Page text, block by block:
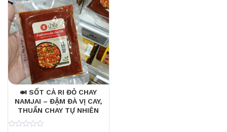
🍛 SỐT CÀ RI ĐỎ CHAY
NAMJAI – ĐẬM ĐÀ VỊ CAY,
THUẦN CHAY TỰ NHIÊN